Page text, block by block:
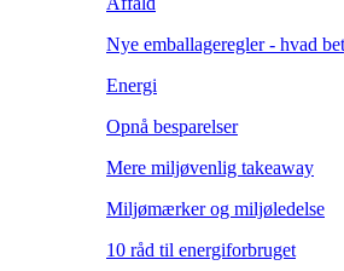
Nye emballageregler - hvad
Energi
Opnå besparelser
Mere miljøvenlig takeaway
Miljømærker og miljøledelse
10 råd til energiforbruget